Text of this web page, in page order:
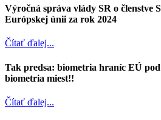
Výročná správa vlády SR o členstve
Európskej únii za rok 2024
Čítať ďalej...
Tak predsa: biometria hraníc EÚ
biometria miest!!
Čítať ďalej...